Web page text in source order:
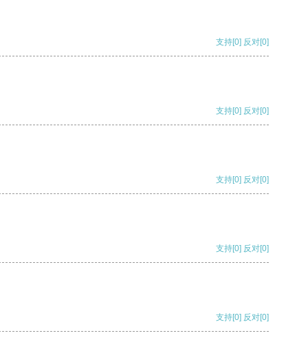
支持[0] 反对[0]
支持[0] 反对[0]
支持[0] 反对[0]
支持[0] 反对[0]
支持[0] 反对[0]